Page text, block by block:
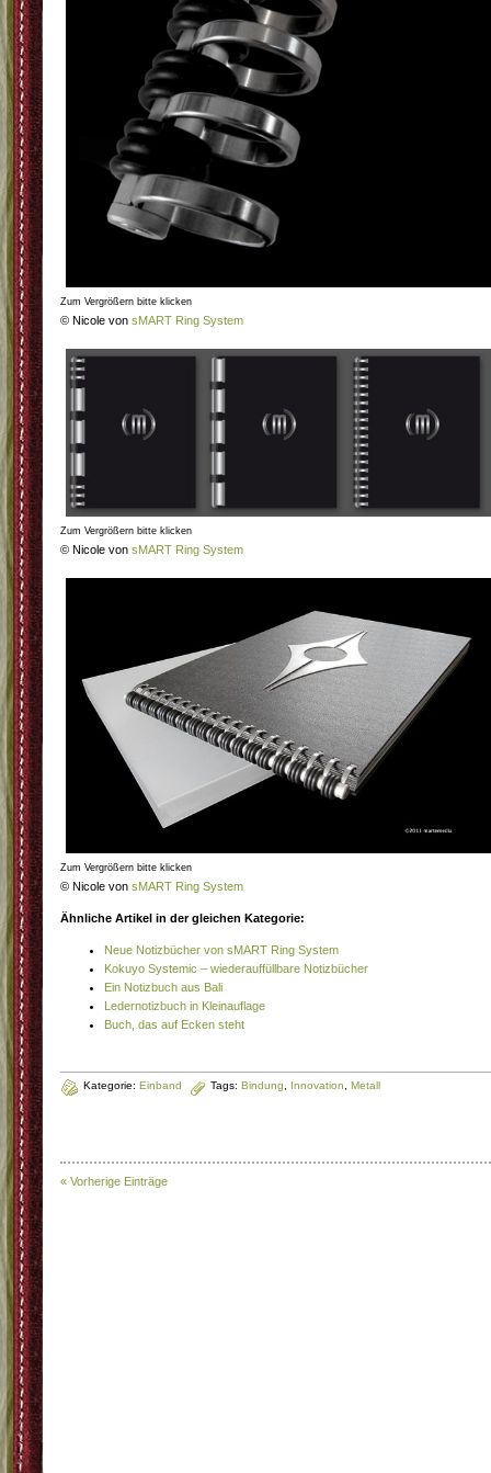
Zum Vergrößern bitte klicken
© Nicole von sMART Ring System
Zum Vergrößern bitte klicken
© Nicole von sMART Ring System
Zum Vergrößern bitte klicken
© Nicole von sMART Ring System
Ähnliche Artikel in der gleichen Kategorie:
Neue Notizbücher von sMART Ring System
Kokuyo Systemic – wiederauffüllbare Notizbücher
Ein Notizbuch aus Bali
Ledernotizbuch in Kleinauflage
Buch, das auf Ecken steht
Kategorie: Einband Tags: Bindung Innovation Metall
« Vorherige Einträge